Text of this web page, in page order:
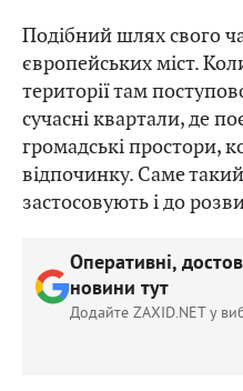
Подібний шлях свого
європейських міст.
території там
сучасні квартали, де
громадські простори,
відпочинку. Саме такий
застосовують і до
Оперативні,
новини тут
Додайте ZAXID.NET у